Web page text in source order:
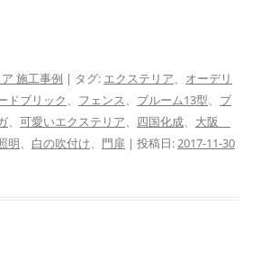
施工事例 | タグ: エクステリア、 オーデリ
ドブリック、 フェンス、 ブルーム13型、 ブ
、 可愛いエクステリア、 四国化成、 大阪
明、 白の吹付け、 門扉 | 投稿日:2017-11-30